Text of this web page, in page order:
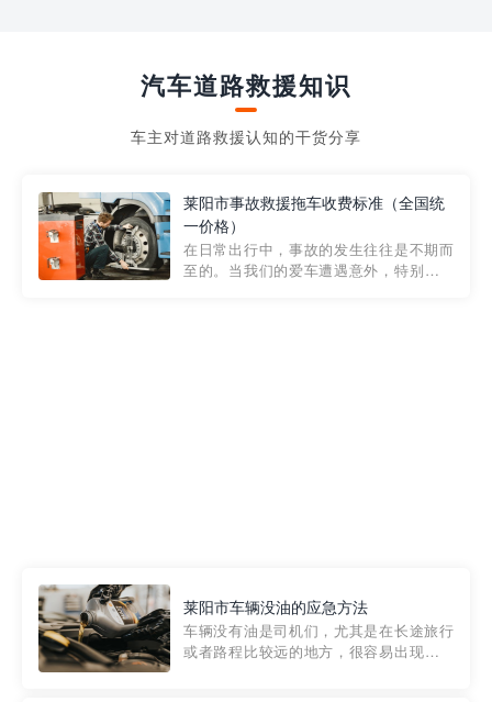
汽车道路救援知识
车主对道路救援认知的干货分享
莱阳市事故救援拖车收费标准（全国统
一价格）
在日常出行中，事故的发生往往是不期而
至的。当我们的爱车遭遇意外，特别是在
莱阳市车辆没油的应急方法
车辆没有油是司机们，尤其是在长途旅行
或者路程比较远的地方，很容易出现这种